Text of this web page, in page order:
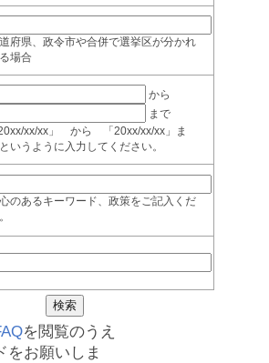
府県、政令市や合併で選挙区が分かれ
場合
から
まで
xx/xx」 から 「20xx/xx/xx」ま
いうように入力してください。
のあるキーワード、政策をご記入くだ
を閲覧のうえ
をお願いしま